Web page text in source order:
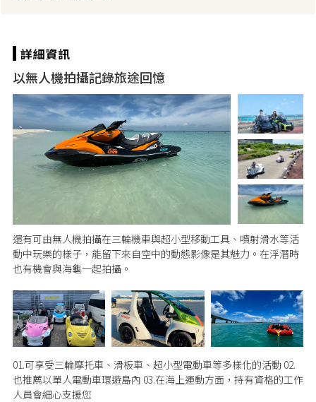
以無人機拍攝記錄旅途回憶
還有可由無人機拍攝在三輪機車與超小型移動工具、噴射滑水等活
動中玩樂的樣子，能留下來自空中的動態影像是其魅力。在浮潛時
也有機會與海龜一起拍攝。
01.可享受三輪摩托車、滑板車、超小型電動車等多樣化的活動 02.
也推薦以單人電動車環遊島內 03.在海上運動方面，持有資格的工作
人員會細心支援您